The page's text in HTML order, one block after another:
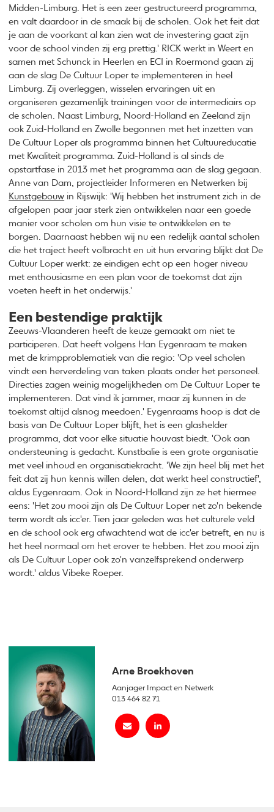
Midden-Limburg. Het is een zeer gestructureerd programma,
en valt daardoor in de smaak bij de scholen. Ook het feit dat
je aan de voorkant al kan zien wat de investering gaat zijn
voor de school vinden zij erg prettig.' RICK werkt in Weert en
samen met Schunck in Heerlen en ECI in Roermond gaan zij
aan de slag De Cultuur Loper te implementeren in heel
Limburg. Zij overleggen, wisselen ervaringen uit en
organiseren gezamenlijk trainingen voor de intermediairs op
de scholen. Naast Limburg, Noord-Holland en Zeeland zijn
ook Zuid-Holland en Zwolle begonnen met het inzetten van
De Cultuur Loper als programma binnen het Cultuureducatie
met Kwaliteit programma. Zuid-Holland is al sinds de
opstartfase in 2013 met het programma aan de slag gegaan.
Anne van Dam, projectleider Informeren en Netwerken bij
Kunstgebouw in Rijswijk: 'Wij hebben het instrument zich in de
afgelopen paar jaar sterk zien ontwikkelen naar een goede
manier voor scholen om hun visie te ontwikkelen en te
borgen. Daarnaast hebben wij nu een redelijk aantal scholen
die het traject heeft volbracht en uit hun ervaring blijkt dat De
Cultuur Loper werkt: ze eindigen echt op een hoger niveau
met enthousiasme en een plan voor de toekomst dat zijn
voeten heeft in het onderwijs.'
Een bestendige praktijk
Zeeuws-Vlaanderen heeft de keuze gemaakt om niet te
participeren. Dat heeft volgens Han Eygenraam te maken
met de krimpproblematiek van die regio: 'Op veel scholen
vindt een herverdeling van taken plaats onder het personeel.
Directies zagen weinig mogelijkheden om De Cultuur Loper te
implementeren. Dat vind ik jammer, maar zij kunnen in de
toekomst altijd alsnog meedoen.' Eygenraams hoop is dat de
basis van De Cultuur Loper blijft, het is een glashelder
programma, dat voor elke situatie houvast biedt. 'Ook aan
ondersteuning is gedacht. Kunstbalie is een grote organisatie
met veel inhoud en organisatiekracht. 'We zijn heel blij met het
feit dat zij hun kennis willen delen, dat werkt heel constructief',
aldus Eygenraam. Ook in Noord-Holland zijn ze het hiermee
eens: 'Het zou mooi zijn als De Cultuur Loper net zo'n bekende
term wordt als icc'er. Tien jaar geleden was het culturele veld
en de school ook erg afwachtend wat de icc'er betreft, en nu is
het heel normaal om het erover te hebben. Het zou mooi zijn
als De Cultuur Loper ook zo'n vanzelfsprekend onderwerp
wordt.' aldus Vibeke Roeper.
Arne Broekhoven
Aanjager Impact en Netwerk
013 464 82 71